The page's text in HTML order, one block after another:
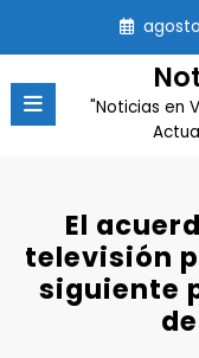
contenido
"Noticias en
El
televisión
siguiente